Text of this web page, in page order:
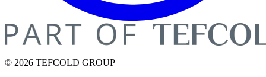
© 2026 TEFCOLD GROUP